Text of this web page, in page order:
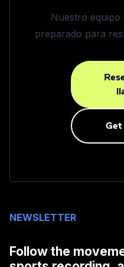
Nuestro equipo
preparado para
Get
NEWSLETTER